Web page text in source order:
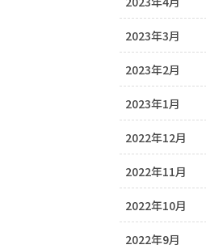
2023年3月
2023年2月
2023年1月
2022年12月
2022年11月
2022年10月
2022年9月